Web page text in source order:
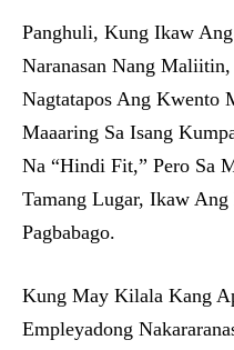
Panghuli, Kung Ikaw
Naranasan Nang
Nagtatapos Ang Kwento
Maaaring Sa Isang
Na “Hindi Fit,” Pero Sa
Tamang Lugar, Ikaw
Pagbabago.
Kung May Kilala Kang
Empleyadong